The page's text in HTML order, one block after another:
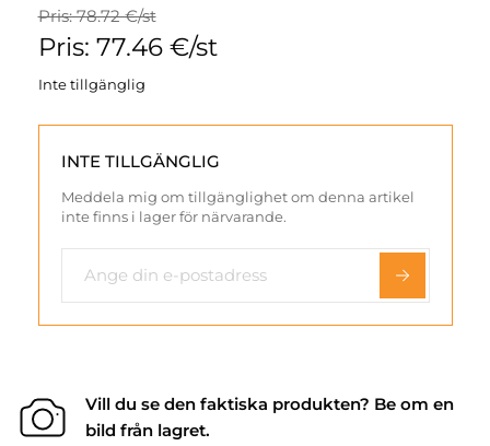
Pris: 78.72 €/st
Pris: 77.46 €/st
Inte tillgänglig
INTE TILLGÄNGLIG
Meddela mig om tillgänglighet om denna artikel
inte finns i lager för närvarande.
Vill du se den faktiska produkten? Be om en
bild från lagret.